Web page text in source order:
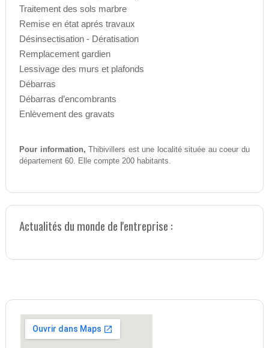
Traitement des sols marbre
Remise en état aprés travaux
Désinsectisation - Dératisation
Remplacement gardien
Lessivage des murs et plafonds
Débarras
Débarras d’encombrants
Enlèvement des gravats
Pour information, Thibivillers est une localité située au coeur du
département 60. Elle compte 200 habitants.
Actualités du monde de l'entreprise :